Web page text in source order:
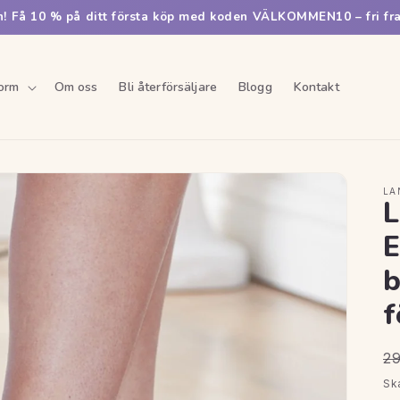
Få 10 % på ditt första köp med koden VÄLKOMMEN10 – fri
Om oss Bli återförsäljare Blogg Kontakt